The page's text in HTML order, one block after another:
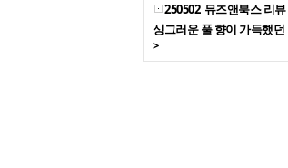
250502_뮤즈앤북스 리뷰
싱그러운 풀 향이 가득했던
>